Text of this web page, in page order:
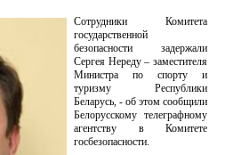
Сотрудники Комитета
государственной
безопасности задержали
Сергея Нереду – заместителя
Министра по спорту и
туризму Республики
Беларусь, - об этом сообщили
Белорусскому телеграфному
агентству в Комитете
госбезопасности.